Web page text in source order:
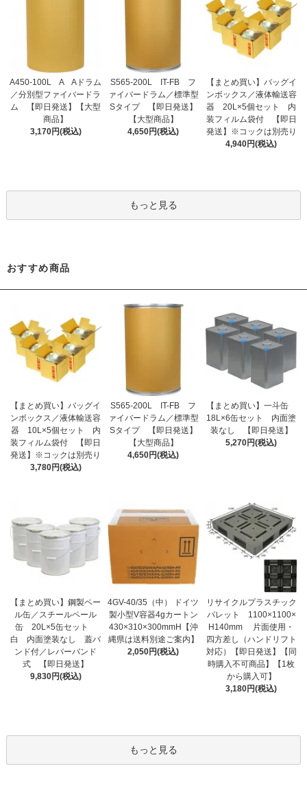
A450-100L A Aドラム
／分別型ファイバードラ
ム 【即日発送】【大型
商品】
3,170円(税込)
S565-200L IT-FB フ
ァイバードラム／標準型
Sタイプ 【即日発送】
【大型商品】
4,650円(税込)
【まとめ買い】バッグイ
ンボックス／液体輸送容
器 20L×5個セット 内
装フィルム袋付 【即日
発送】※コックは別売り
4,940円(税込)
もっと見る
おすすめ商品
【まとめ買い】バッグイ
ンボックス／液体輸送容
器 10L×5個セット 内
装フィルム袋付 【即日
発送】※コックは別売り
3,780円(税込)
S565-200L IT-FB フ
ァイバードラム／標準型
Sタイプ 【即日発送】
【大型商品】
4,650円(税込)
【まとめ買い】一斗缶
18L×6缶セット 内面塗
装なし 【即日発送】
5,270円(税込)
【まとめ買い】鋼製ペー
ル缶／スチールペール
缶 20L×5缶セット
白 内面塗装なし 蓋バ
ンド付／レバーバンド
式 【即日発送】
9,830円(税込)
4GV-40/35（中） ドイツ
製小型V容器4gカートン
430×310×300mmH【沖
縄県は送料別途ご案内】
2,050円(税込)
リサイクルプラスチック
パレット 1100×1100×
H140mm 片面使用・
四方差し（ハンドリフト
対応）【即日発送】【同
時購入不可商品】【1枚
から購入可】
3,180円(税込)
もっと見る